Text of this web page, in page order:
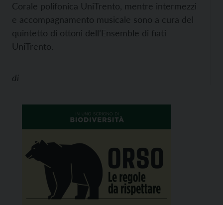
Corale polifonica UniTrento, mentre intermezzi
e accompagnamento musicale sono a cura del
quintetto di ottoni dell’Ensemble di fiati
UniTrento.
di